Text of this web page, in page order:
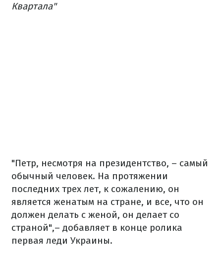
Квартала"
"Петр, несмотря на президентство, – самый
обычный человек. На протяжении
последних трех лет, к сожалению, он
является женатым на стране, и все, что он
должен делать с женой, он делает со
страной",– добавляет в конце ролика
первая леди Украины.